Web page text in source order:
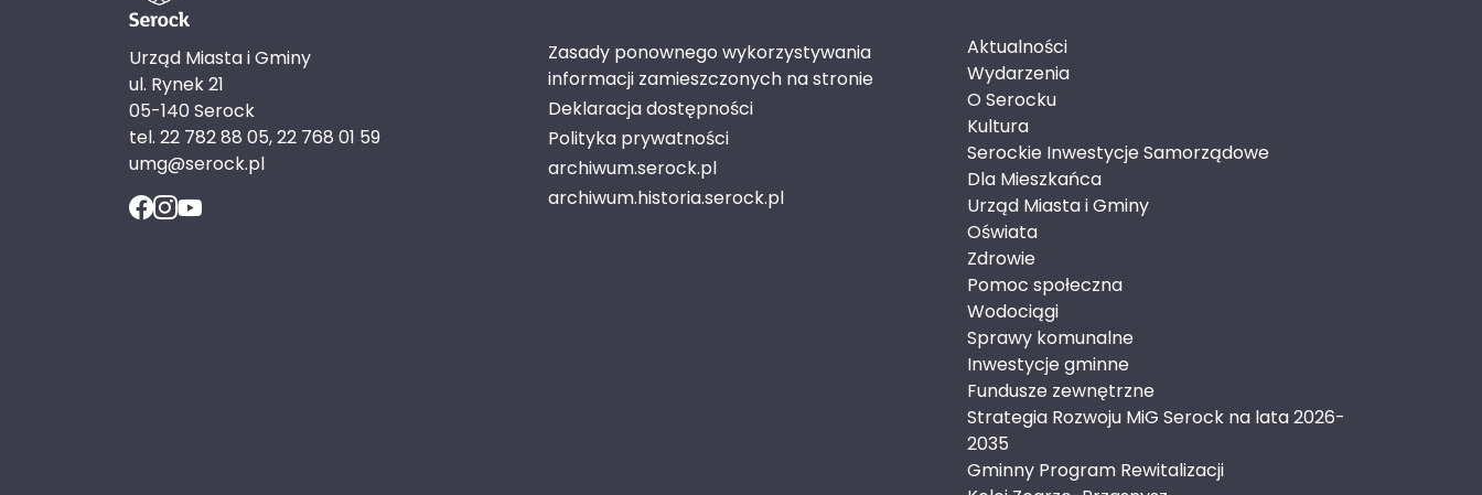
Urząd Miasta i Gminy
ul. Rynek 21
05-140 Serock
tel. 22 782 88 05, 22 768 01 59
umg@serock.pl
Zasady ponownego wykorzystywania
informacji zamieszczonych na stronie
Deklaracja dostępności
Polityka prywatności
archiwum.serock.pl
archiwum.historia.serock.pl
Aktualności
Wydarzenia
O Serocku
Kultura
Serockie Inwestycje Samorządowe
Dla Mieszkańca
Urząd Miasta i Gminy
Oświata
Zdrowie
Pomoc społeczna
Wodociągi
Sprawy komunalne
Inwestycje gminne
Fundusze zewnętrzne
Strategia Rozwoju MiG Serock na lata 2026-
2035
Gminny Program Rewitalizacji